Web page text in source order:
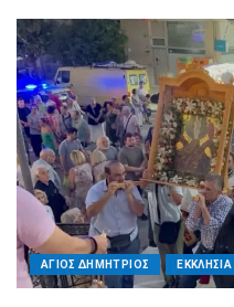
ΑΓΙΟΣ ΔΗΜΗΤΡΙΟΣ